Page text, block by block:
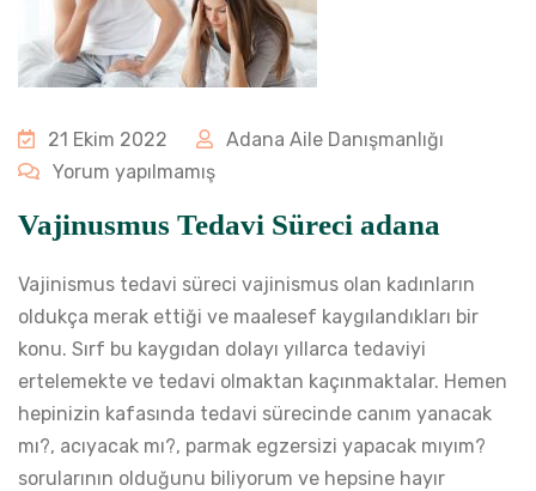
21 Ekim 2022
Adana Aile Danışmanlığı
Yorum yapılmamış
Vajinusmus Tedavi Süreci adana
Vajinismus tedavi süreci vajinismus olan kadınların
oldukça merak ettiği ve maalesef kaygılandıkları bir
konu. Sırf bu kaygıdan dolayı yıllarca tedaviyi
ertelemekte ve tedavi olmaktan kaçınmaktalar. Hemen
hepinizin kafasında tedavi sürecinde canım yanacak
mı?, acıyacak mı?, parmak egzersizi yapacak mıyım?
sorularının olduğunu biliyorum ve hepsine hayır